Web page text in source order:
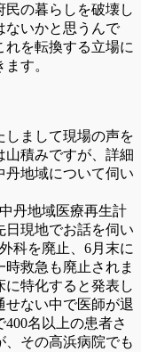
の暮らしを破壊し
ないかと思うんで
を転換する立場に
す。
まして現場の声を
山積みですが、詳細
丹地域について伺い
丹地域医療再生計
日現地でお話を伺い
科を廃止、6月末に
救急も廃止されま
に特化すると発表し
せない中で医師が退
名以上の患者さ
、その高浜病院でも